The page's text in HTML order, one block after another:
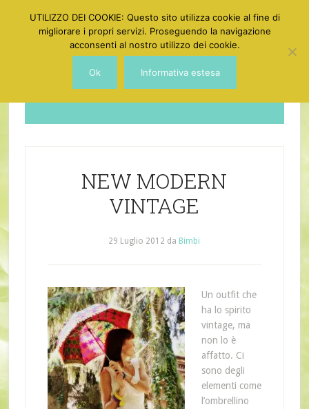
Dotgirl
NEW MODERN
VINTAGE
29 Luglio 2012 da Bimbi
Un outfit che
ha lo spirito
vintage, ma
non lo è
affatto. Ci
sono degli
elementi come
l’ombrellino
UTILIZZO DEI COOKIE: Questo sito utilizza cookie al fine di
migliorare i propri servizi. Proseguendo la navigazione
acconsenti al nostro utilizzo dei cookie.
Ok Informativa estesa